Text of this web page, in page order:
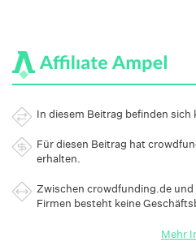
In diesem Beitrag befinden sich
Für diesen Beitrag hat
erhalten.
Zwischen crowdfunding.de
Firmen besteht keine
Mehr